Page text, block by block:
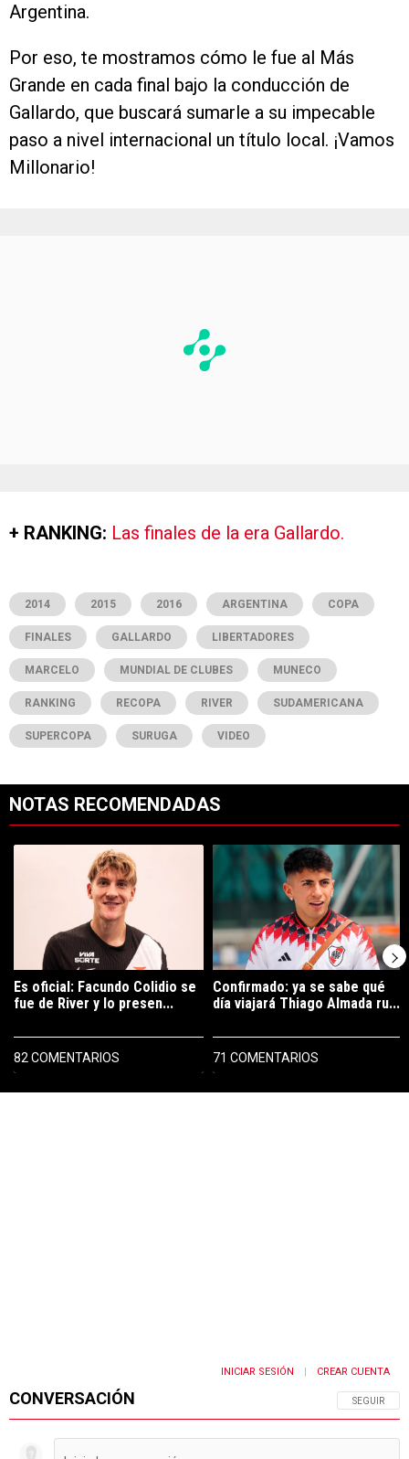
Argentina.
Por eso, te mostramos cómo le fue al Más
Grande en cada final bajo la conducción de
Gallardo, que buscará sumarle a su impecable
paso a nivel internacional un título local. ¡Vamos
Millonario!
+ RANKING: Las finales de la era Gallardo.
2014 2015 2016 ARGENTINA COPA
FINALES GALLARDO LIBERTADORES
MARCELO MUNDIAL DE CLUBES MUNECO
RANKING RECOPA RIVER SUDAMERICANA
SUPERCOPA SURUGA VIDEO
NOTAS RECOMENDADAS
PUBLICIDAD
Un artículo de tendencia con el título "Es oficial: Facundo Colidio
Es oficial: Facundo Colidio se
fue de River y lo presen...
82 COMENTARIOS
Un artículo de tendencia con el
Confirmado: ya se sabe qué
día viajará Thiago Almada ru...
71 COMENTARIOS
CONVERSACIÓN SIGA ESTA
SEGUIR
INICIAR SESIÓN CREAR CUENTA